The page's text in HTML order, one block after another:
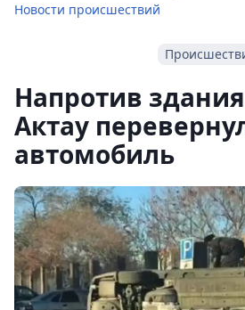
Новости происшествий
Напротив
Актау
автомобиль